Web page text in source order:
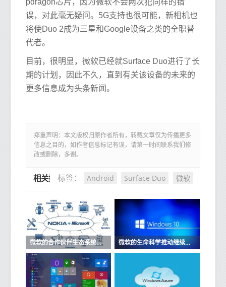
误，对此毫无疑问。5G支持也很可能，新相机也
将使Duo 2成为三星和Google设备之类的全职替
代者。
目前，很明显，微软已经就Surface Duo进行了长
期的计划，因此不久，直到有关该设备的未来的
更多信息成为头条新闻。
郑重声明：本文版权归原作者所有，转载文章仅为传播更多
信息之目的，如作者信息标记有误，请第一时间联系我们修
改或删除，多谢。
标签： Android Surface Duo 微软
相关推荐
微软的合作伙伴生态系统为GDPR做准备 微软的生命科学推动继续与Parexel合作